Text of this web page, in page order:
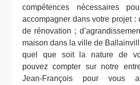
compétences nécessaires
accompagner dans votre projet :
de rénovation ;
maison dans la ville de
quel que soit la nature de
pouvez compter sur notre
Jean-François pour vous